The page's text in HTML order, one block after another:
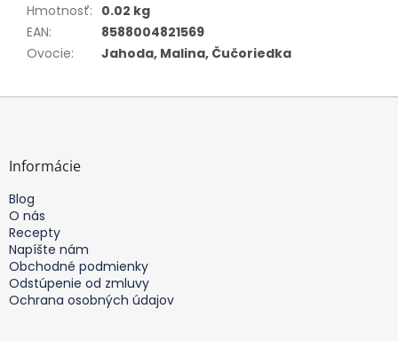
Hmotnosť: 0.02 kg
EAN:
8588004821569
Ovocie: Jahoda, Malina, Čučoriedka
Z
Informácie
Blog
O nás
Recepty
Napíšte nám
Obchodné podmienky
Odstúpenie od zmluvy
Ochrana osobných údajov